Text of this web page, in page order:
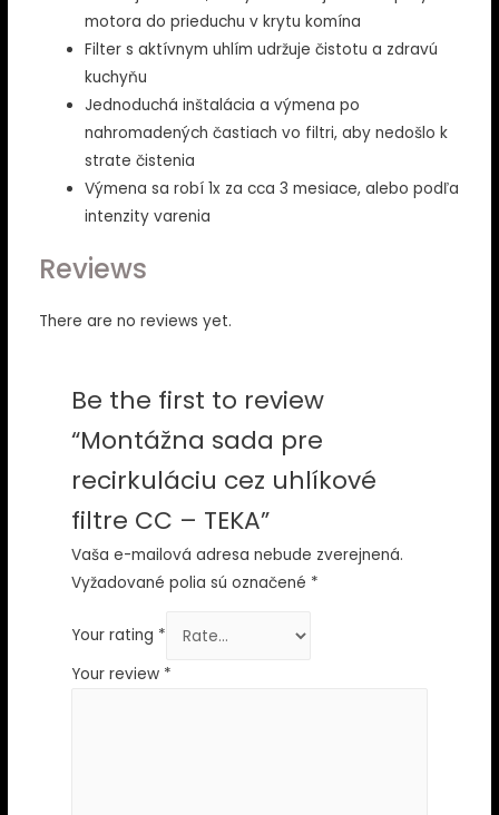
motora do prieduchu v krytu komína
Filter s aktívnym uhlím udržuje čistotu a zdravú
kuchyňu
Jednoduchá inštalácia a výmena po
nahromadených častiach vo filtri, aby nedošlo k
strate čistenia
Výmena sa robí 1x za cca 3 mesiace, alebo podľa
intenzity varenia
Reviews
There are no reviews yet.
Be the first to review
“Montážna sada pre
recirkuláciu cez uhlíkové
filtre CC – TEKA”
Vaša e-mailová adresa nebude zverejnená.
Vyžadované polia sú označené *
Your rating *
Your review *